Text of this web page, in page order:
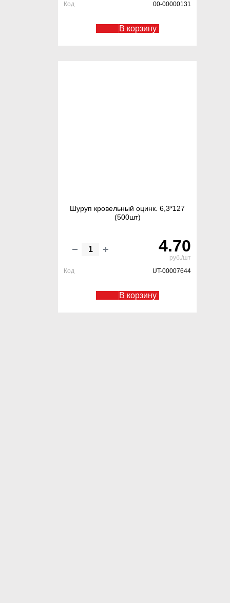
Код
00-00000131
В корзину
Шуруп кровельный оцинк. 6,3*127
(500шт)
4.70
руб./шт
Код
UT-00007644
В корзину